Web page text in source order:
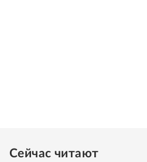
Сейчас читают